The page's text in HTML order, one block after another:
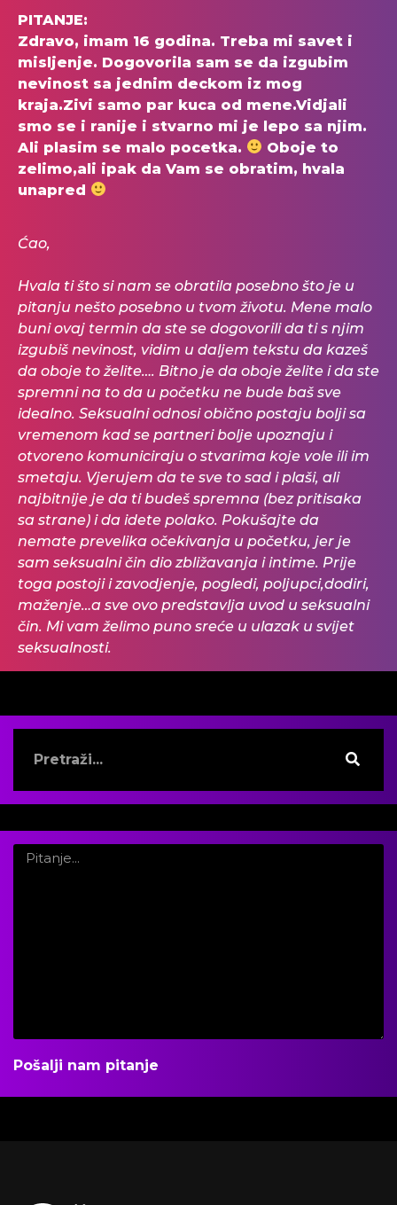
PITANJE:
Zdravo, imam 16 godina. Treba mi savet i
misljenje. Dogovorila sam se da izgubim
nevinost sa jednim deckom iz mog
kraja.Zivi samo par kuca od mene.Vidjali
smo se i ranije i stvarno mi je lepo sa njim.
Ali plasim se malo pocetka.
Oboje to
zelimo,ali ipak da Vam se obratim, hvala
unapred
Ćao,
Hvala ti što si nam se obratila posebno što je u
pitanju nešto posebno u tvom životu. Mene malo
buni ovaj termin da ste se dogovorili da ti s njim
izgubiš nevinost, vidim u daljem tekstu da kazeš
da oboje to želite…. Bitno je da oboje želite i da ste
spremni na to da u početku ne bude baš sve
idealno. Seksualni odnosi obično postaju bolji sa
vremenom kad se partneri bolje upoznaju i
otvoreno komuniciraju o stvarima koje vole ili im
smetaju. Vjerujem da te sve to sad i plaši, ali
najbitnije je da ti budeš spremna (bez pritisaka
sa strane) i da idete polako. Pokušajte da
nemate prevelika očekivanja u početku, jer je
sam seksualni čin dio zbližavanja i intime. Prije
toga postoji i zavodjenje, pogledi, poljupci,dodiri,
maženje…a sve ovo predstavlja uvod u seksualni
čin. Mi vam želimo puno sreće u ulazak u svijet
seksualnosti.
Pošalji nam pitanje